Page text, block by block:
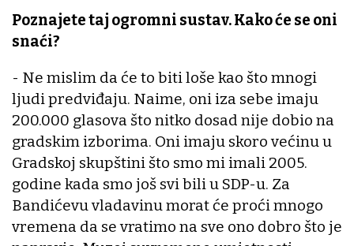
Poznajete taj ogromni sustav. Kako će se oni
snaći?
- Ne mislim da će to biti loše kao što mnogi
ljudi predviđaju. Naime, oni iza sebe imaju
200.000 glasova što nitko dosad nije dobio na
gradskim izborima. Oni imaju skoro većinu u
Gradskoj skupštini što smo mi imali 2005.
godine kada smo još svi bili u SDP-u. Za
Bandićevu vladavinu morat će proći mnogo
vremena da se vratimo na sve ono dobro što je